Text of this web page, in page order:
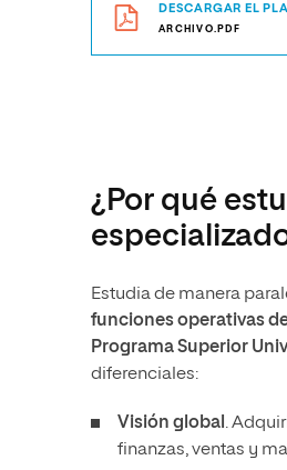
DESCARGAR EL
ARCHIVO.PDF
¿Por qué
Estudia de manera
funciones operativas
Programa Superior
diferenciales:
Visión global .
finanzas, ventas y